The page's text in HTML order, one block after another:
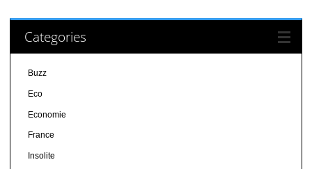
Categories
Buzz
Eco
Economie
France
Insolite